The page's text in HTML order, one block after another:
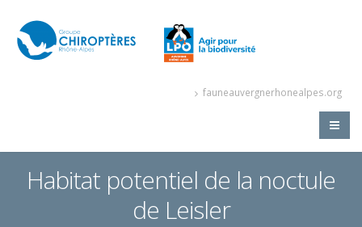
fauneauvergnerhonealpes.org
Habitat potentiel de la noctule
de Leisler